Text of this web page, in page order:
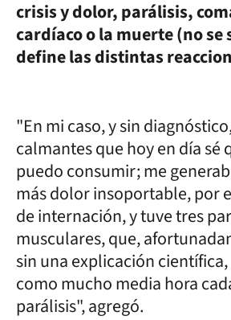
crisis y dolor, parálisis,
cardíaco o la muerte (no se
define las distintas
"En mi caso, y sin
calmantes que hoy en día sé
puedo consumir; me
más dolor insoportable, por
de internación, y tuve tres
musculares, que,
sin una explicación
como mucho media hora
parálisis", agregó.